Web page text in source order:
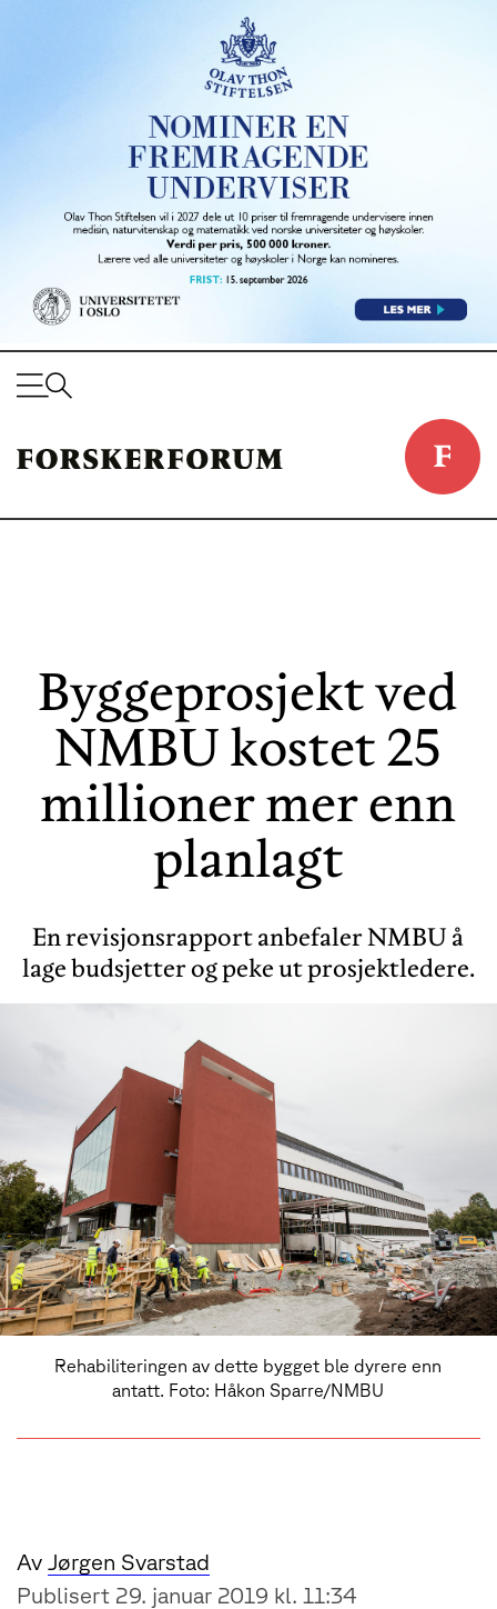
Byggeprosjekt ved
NMBU kostet 25
millioner mer enn
planlagt
En revisjonsrapport anbefaler NMBU å
lage budsjetter og peke ut prosjektledere.
Rehabiliteringen av dette bygget ble dyrere enn
antatt. Foto: Håkon Sparre/NMBU
Av Jørgen Svarstad
Publisert 29. januar 2019 kl. 11:34